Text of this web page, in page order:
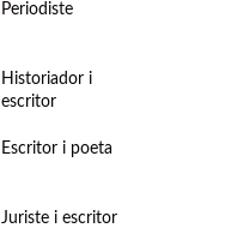
Periodiste
Historiador i
escritor
Escritor i poeta
Juriste i escritor